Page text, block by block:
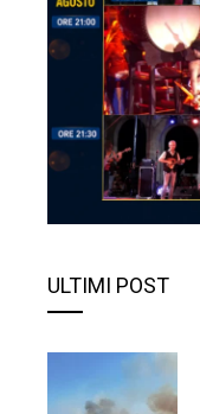
ULTIMI POST